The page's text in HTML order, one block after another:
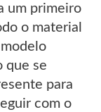
um primeiro
o material
que se
para
com o